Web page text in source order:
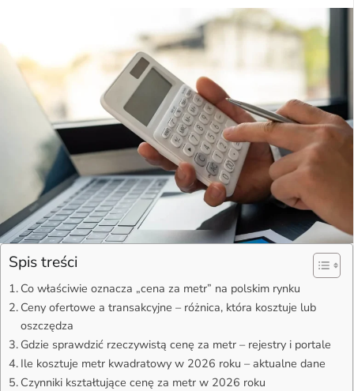
Spis treści
Co właściwie oznacza „cena za metr” na polskim rynku
Ceny ofertowe a transakcyjne – różnica, która kosztuje lub
oszczędza
Gdzie sprawdzić rzeczywistą cenę za metr – rejestry i portale
Ile kosztuje metr kwadratowy w 2026 roku – aktualne dane
Czynniki kształtujące cenę za metr w 2026 roku